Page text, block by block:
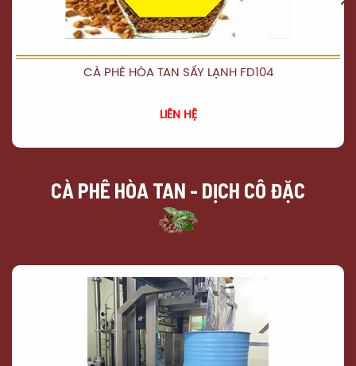
CÀ PHÊ HÒA TAN SẤY LẠNH FD104
LIÊN HỆ
CÀ PHÊ HÒA TAN - DỊCH CÔ ĐẶC